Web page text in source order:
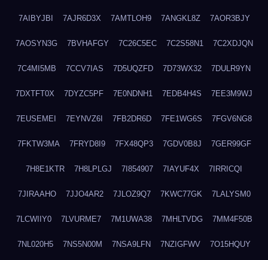
7AIBYJBI 7AJR6D3X 7AMTLOH9 7ANGKL8Z 7AOR3BJY
7AOSYN3G 7BVHAFGY 7C26C5EC 7C2S58N1 7C2XDJQN
7C4MI5MB 7CCV7IAS 7D5UQZFD 7D73WX32 7DULR9YN
7DXTFT0X 7DYZC5PF 7E0NDNH1 7EDB4H4S 7EE3M9WJ
7EUSEMEI 7EYNVZ6I 7FB2DR6D 7FE1WG6S 7FGV6NG8
7FKTW3MA 7FRYD8I9 7FX48QP3 7GDV0B8J 7GER99GF
7H8E1KTR 7H8LPLGJ 7I854907 7IAYUF4X 7IRRICQI
7JIRAAHO 7JJO4AR2 7JLOZ9Q7 7KWC77GK 7LALYSM0
7LCWIIY0 7LVURME7 7M1UWA38 7MHLTVDG 7MM4F50B
7NL020H5 7NS5N00M 7NSA9LFN 7NZIGFWV 7O15HQUY